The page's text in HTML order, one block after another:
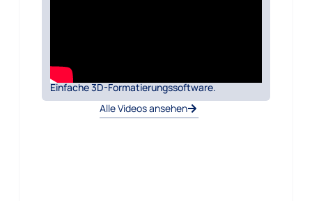
Einfache 3D-Formatierungssoftware.
Alle Videos ansehen